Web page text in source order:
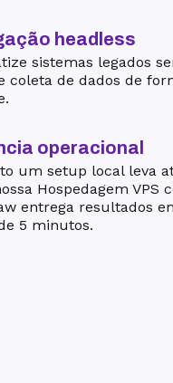
headless
sistemas legados
coleta de dados de
operacional
um setup local leva
Hospedagem VPS
entrega resultados
5 minutos.